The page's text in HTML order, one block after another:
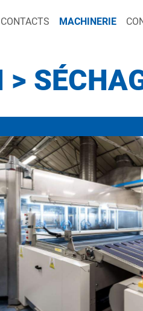
CONTACTS MACHINERIE